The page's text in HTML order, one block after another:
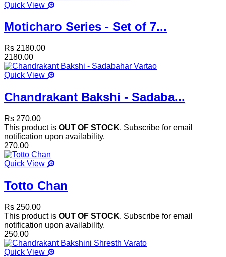
Quick View
Moticharo Series - Set of 7...
Rs 2180.00
2180.00
Quick View
Chandrakant Bakshi - Sadaba...
Rs 270.00
This product is OUT OF STOCK. Subscribe for email
notification upon availability.
270.00
Quick View
Totto Chan
Rs 250.00
This product is OUT OF STOCK. Subscribe for email
notification upon availability.
250.00
Quick View